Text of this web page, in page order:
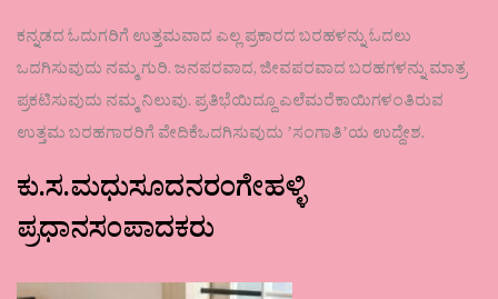
ಕನ್ನಡದ ಓದುಗರಿಗೆ ಉತ್ತಮವಾದ ಎಲ್ಲ ಪ್ರಕಾರದ ಬರಹಳನ್ನು ಓದಲು
ಒದಗಿಸುವುದು ನಮ್ಮ ಗುರಿ. ಜನಪರವಾದ, ಜೀವಪರವಾದ ಬರಹಗಳನ್ನು ಮಾತ್ರ
ಪ್ರಕಟಿಸುವುದು ನಮ್ಮ ನಿಲುವು. ಪ್ರತಿಭೆಯಿದ್ದೂ ಎಲೆಮರೆಕಾಯಿಗಳಂತಿರುವ
ಉತ್ತಮ ಬರಹಗಾರರಿಗೆ ವೇದಿಕೆಒದಗಿಸುವುದು ʼಸಂಗಾತಿʼಯ ಉದ್ದೇಶ.
ಕು.ಸ.ಮಧುಸೂದನರಂಗೇಹಳ್ಳಿ
ಪ್ರಧಾನಸಂಪಾದಕರು